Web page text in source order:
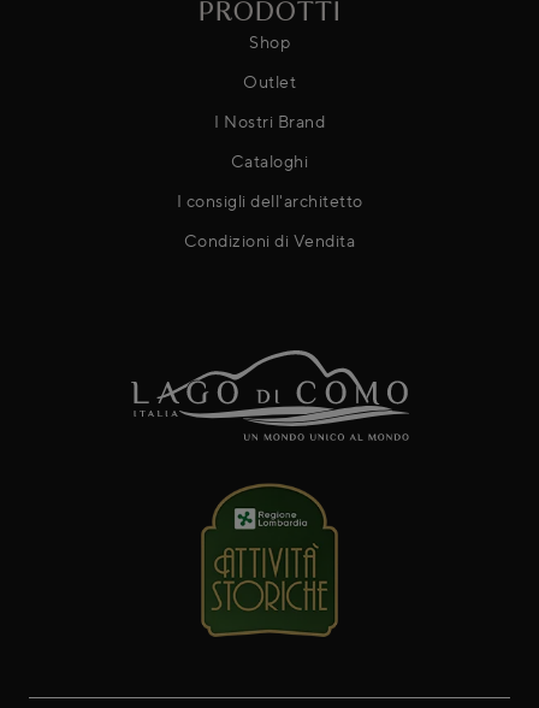
PRODOTTI
Shop
Outlet
I Nostri Brand
Cataloghi
I consigli dell'architetto
Condizioni di Vendita